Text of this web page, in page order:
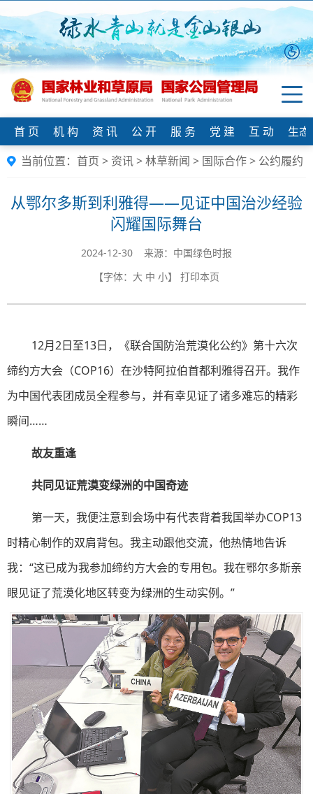
首 页 机 构 资 讯 公 开 服 务 党 建 互 动
生
当前位置： 首页 > 资讯>林草新闻 > 国际合作> 公约履约
从鄂尔多斯到利雅得——见证中国治沙经验
闪耀国际舞台
2024-12-30 来源：中国绿色时报
【字体： 大 中 小】 打印本页
12月2日至13日，《联合国防治荒漠化公约》第十六次
缔约方大会（COP16）在沙特阿拉伯首都利雅得召开。我作
为中国代表团成员全程参与，并有幸见证了诸多难忘的精彩
瞬间……
故友重逢
共同见证荒漠变绿洲的中国奇迹
第一天，我便注意到会场中有代表背着我国举办COP13
时精心制作的双肩背包。我主动跟他交流，他热情地告诉
我：“这已成为我参加缔约方大会的专用包。我在鄂尔多斯亲
眼见证了荒漠化地区转变为绿洲的生动实例。”